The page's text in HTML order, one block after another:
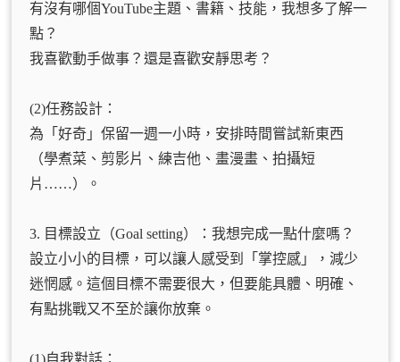
有沒有哪個YouTube主題、書籍、技能，我想多了解一
點？
我喜歡動手做事？還是喜歡安靜思考？
(2)任務設計：
為「好奇」保留一週一小時，安排時間嘗試新東西
（學煮菜、剪影片、練吉他、畫漫畫、拍攝短
片……）。
3. 目標設立（Goal setting）：我想完成一點什麼嗎？
設立小小的目標，可以讓人感受到「掌控感」，減少
迷惘感。這個目標不需要很大，但要能具體、明確、
有點挑戰又不至於讓你放棄。